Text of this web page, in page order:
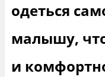
одеться
малышу,
и